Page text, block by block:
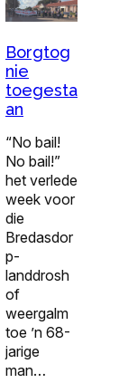
Borgtog
nie
toegesta
an
“No bail!
No bail!”
het verlede
week voor
die
Bredasdor
p-
landdrosh
of
weergalm
toe ’n 68-
jarige
man…